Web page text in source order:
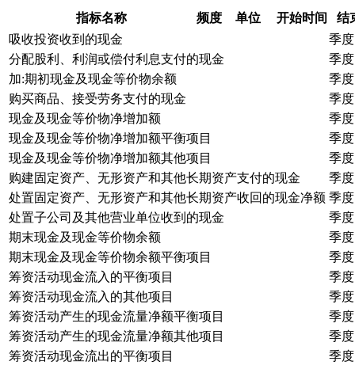
指标名称 频度 单位 开始时间
结
吸收投资收到的现金
季度
分配股利、利润或偿付利息支付的现金
季度
加:期初现金及现金等价物余额
季度
购买商品、接受劳务支付的现金
季度
现金及现金等价物净增加额
季度
现金及现金等价物净增加额平衡项目
季度
现金及现金等价物净增加额其他项目
季度
购建固定资产、无形资产和其他长期资产支付的现金
季度
处置固定资产、无形资产和其他长期资产收回的现金净额 季度
处置子公司及其他营业单位收到的现金
季度
期末现金及现金等价物余额
季度
期末现金及现金等价物余额平衡项目
季度
筹资活动现金流入的平衡项目
季度
筹资活动现金流入的其他项目
季度
筹资活动产生的现金流量净额平衡项目
季度
筹资活动产生的现金流量净额其他项目
季度
筹资活动现金流出的平衡项目
季度